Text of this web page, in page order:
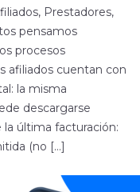
Prestadores,
pensamos
procesos
afiliados cuentan con
la misma
descargarse
última facturación:
(no […]